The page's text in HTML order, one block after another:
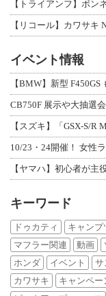
【リコール】カワサキ
イベント情報
【BMW】新型
CB750F 展示や大抽選
【スズキ】「GSX-S/R
10/23・24開催！ 女性
【ヤマハ】初心者が主
キーワード
ドゥカティ キャンプ
マフラー関連
動画
ホンダ
イベント サ
カワサキ
キャンペー